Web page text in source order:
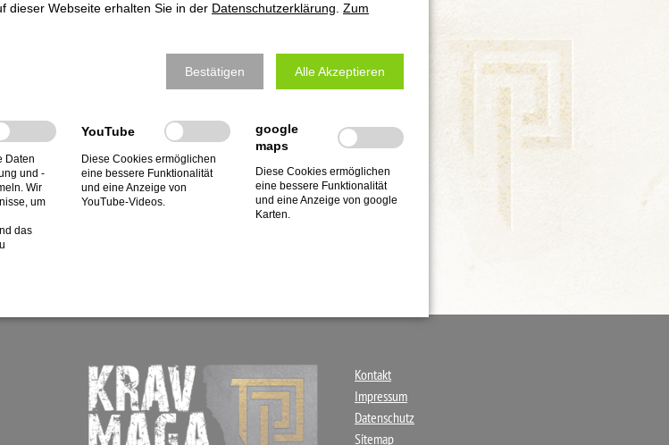
Navigation
überspringen
Kontakt
Impressum
Datenschutz
Sitemap
dieser Webseite erhalten Sie in der Datenschutzerklärung. Zum
Bestätigen Alle Akzeptieren
Daten
und -
Wir
um
das
YouTube
Diese Cookies ermöglichen
eine bessere Funktionalität
und eine Anzeige von
YouTube-Videos.
google
maps
Diese Cookies ermöglichen
eine bessere Funktionalität
und eine Anzeige von google
Karten.